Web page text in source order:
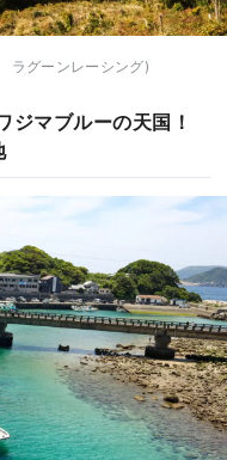
ラグーンレーシング)
ジマブルーの天国！